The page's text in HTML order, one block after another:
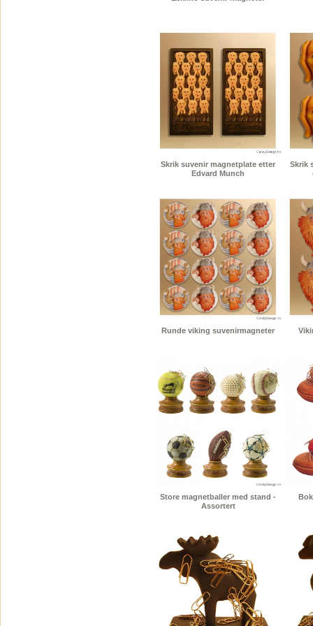
Skrik suvenir magnetplate etter
Edvard Munch
Skrik
Runde viking suvenirmagneter
Store magnetballer med stand -
Assortert